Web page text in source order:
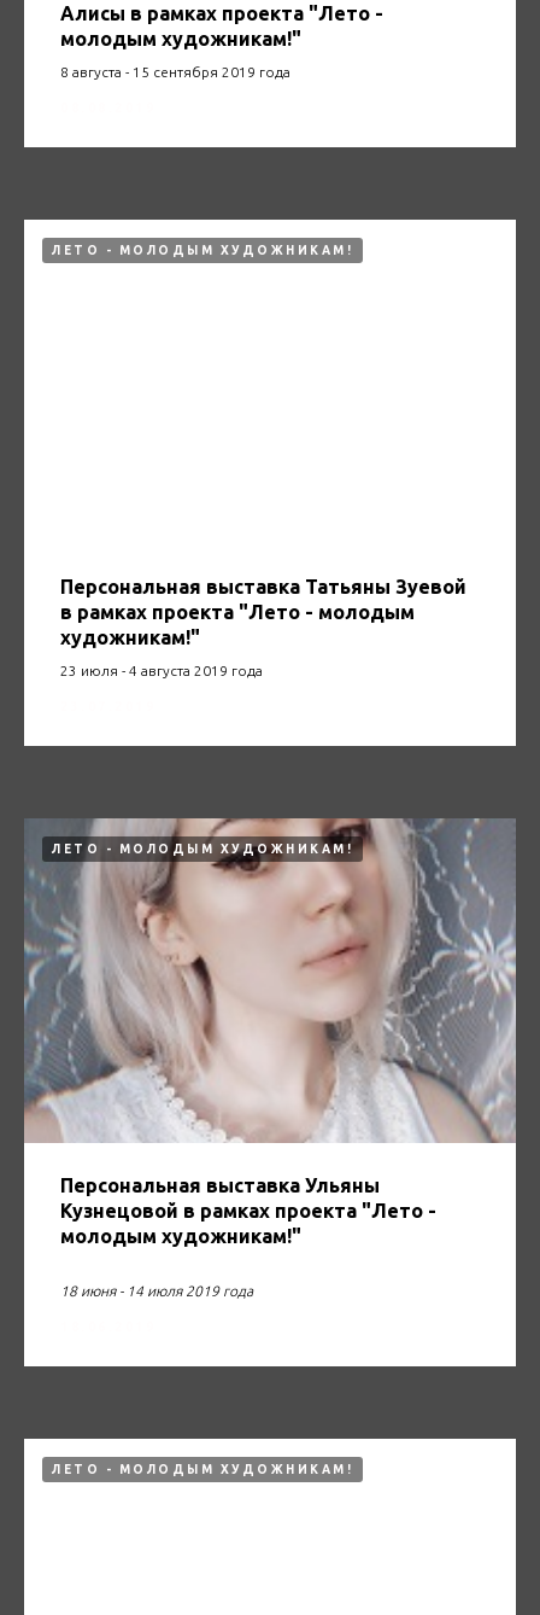
Алисы в рамках проекта "Лето -
молодым художникам!"
8 августа - 15 сентября 2019 года
ЛЕТО - МОЛОДЫМ ХУДОЖНИКАМ!
Персональная выставка Татьяны Зуевой
в рамках проекта "Лето - молодым
художникам!"
23 июля - 4 августа 2019 года
ЛЕТО - МОЛОДЫМ ХУДОЖНИКАМ!
Персональная выставка Ульяны
Кузнецовой в рамках проекта "Лето -
молодым художникам!"
18 июня - 14 июля 2019 года
ЛЕТО - МОЛОДЫМ ХУДОЖНИКАМ!